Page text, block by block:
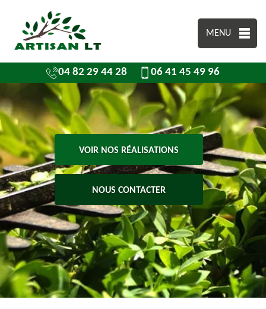
MENU
04 82 29 44 28 06 41 45 49 96
VOIR NOS RÉALISATIONS
NOUS CONTACTER